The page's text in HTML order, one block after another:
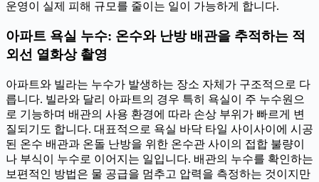
운영이 실제 피해 규모를 줄이는 일이 가능하게 합니다.
아파트 욕실 누수: 온수와 난방 배관을 추적하는 적
외선 열화상 촬영
아파트와 빌라는 누수가 발생하는 장소 자체가 구조적으로 다
릅니다. 빌라와 달리 아파트의 경우 특히 욕실이 주 누수원으
로 기능하며 배관의 사용 환경에 따라 손상 부위가 빠르게 변
질되기도 합니다. 대표적으로 욕실 바닥 타일 사이사이에 시공
된 온수 배관과 온돌 난방을 위한 온수관 사이의 접합 불량이
나 부식이 누수로 이어지는 일입니다. 배관의 누수를 확인하는
보편적인 방법은 물 공급을 멈추고 압력을 측정하는 것이지만